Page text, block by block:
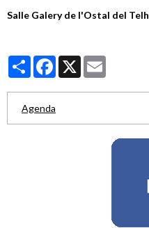
Salle Galery de l'Ostal del Telh
PartagerFacebook
X
Agenda